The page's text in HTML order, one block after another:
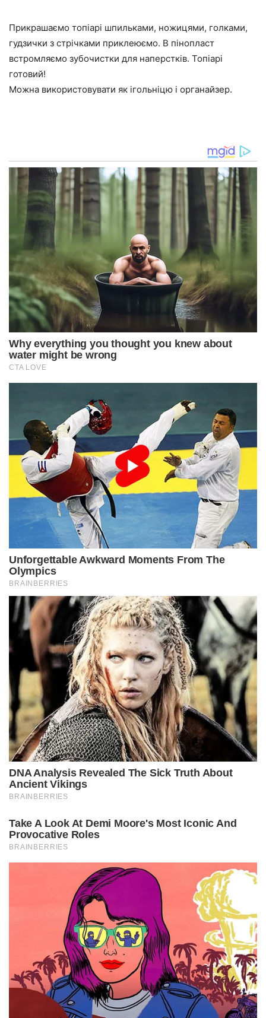
Прикрашаємо топіарі шпильками, ножицями, голками,
гудзички з стрічками приклеюємо. В пінопласт
встромляємо зубочистки для наперстків. Топіарі
готовий!
Можна використовувати як ігольніцю і органайзер.